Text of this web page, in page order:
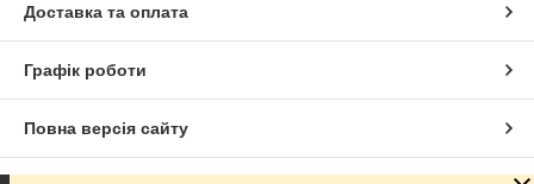
Доставка та оплата
Графік роботи
Повна версія сайту